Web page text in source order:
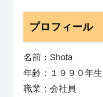
プロフィール
名前：Shota
年齢：１９９０年
職業：会社員